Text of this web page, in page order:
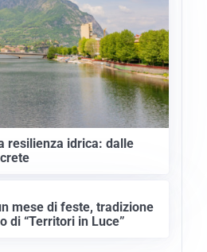
resilienza idrica: dalle
mese di feste, tradizione
di “Territori in Luce”